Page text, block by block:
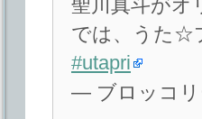
聖川真斗がオ
では、うた☆
#utapri
— ブロッコリ